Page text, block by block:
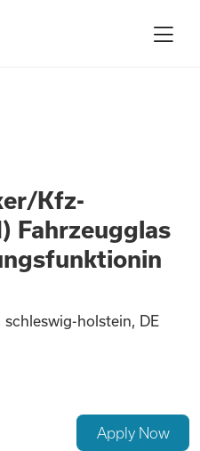
Kfz-
Kfz-
Fahrzeugglas
schleswig-holstein, DE
Apply Now